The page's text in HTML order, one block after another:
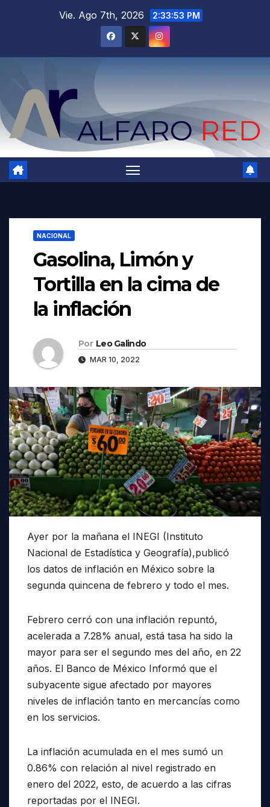
Vie. Ago 7th, 2026 2:33:54 PM
NACIONAL
Gasolina, Limón y
Tortilla en la cima de
la inflación
Por Leo Galindo
MAR 10, 2022
Ayer por la mañana el INEGI (Instituto
Nacional de Estadística y Geografía),publicó
los datos de inflación en México sobre la
segunda quincena de febrero y todo el mes.
Febrero cerró con una inflación repuntó,
acelerada a 7.28% anual, está tasa ha sido la
mayor para ser el segundo mes del año, en 22
años. El Banco de México Informó que el
subyacente sigue afectado por mayores
niveles de inflación tanto en mercancías como
en los servicios.
La inflación acumulada en el mes sumó un
0.86% con relación al nivel registrado en
enero del 2022, esto, de acuerdo a las cifras
reportadas por el INEGI.